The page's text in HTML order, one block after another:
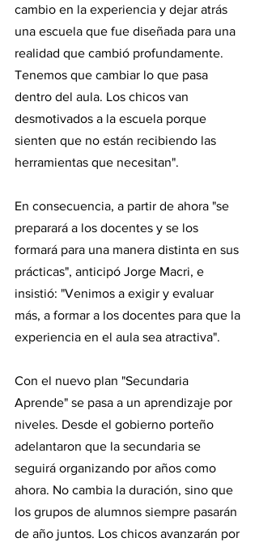
cambio en la experiencia y dejar atrás
una escuela que fue diseñada para una
realidad que cambió profundamente.
Tenemos que cambiar lo que pasa
dentro del aula. Los chicos van
desmotivados a la escuela porque
sienten que no están recibiendo las
herramientas que necesitan".
En consecuencia, a partir de ahora "se
preparará a los docentes y se los
formará para una manera distinta en sus
prácticas", anticipó Jorge Macri, e
insistió: "Venimos a exigir y evaluar
más, a formar a los docentes para que la
experiencia en el aula sea atractiva".
Con el nuevo plan "Secundaria
Aprende" se pasa a un aprendizaje por
niveles. Desde el gobierno porteño
adelantaron que la secundaria se
seguirá organizando por años como
ahora. No cambia la duración, sino que
los grupos de alumnos siempre pasarán
de año juntos. Los chicos avanzarán por